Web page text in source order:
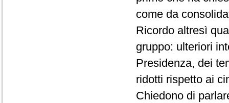
come da
Ricordo altresì
gruppo: ulteriori
Presidenza, dei
ridotti rispetto ai
Chiedono di